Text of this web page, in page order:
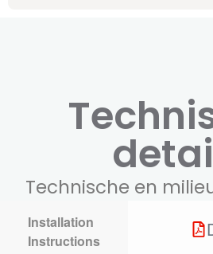
Technische en
Installation
Instructions